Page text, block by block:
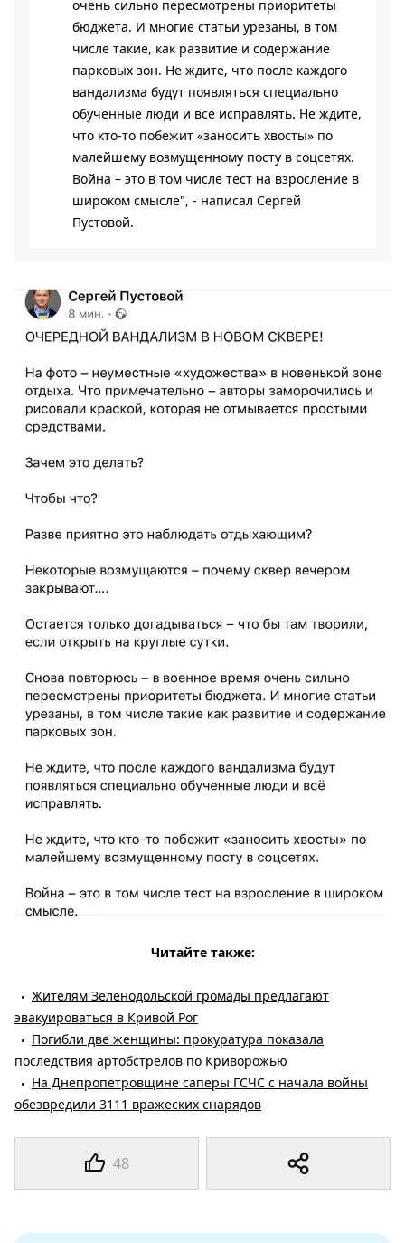
48
очень сильно пересмотрены приоритеты
бюджета. И многие статьи урезаны, в том
числе такие, как развитие и содержание
парковых зон. Не ждите, что после каждого
вандализма будут появляться специально
обученные люди и всё исправлять. Не ждите,
что кто-то побежит «заносить хвосты» по
малейшему возмущенному посту в соцсетях.
Война – это в том числе тест на взросление в
широком смысле", - написал Сергей
Пустовой.
Читайте также:
Жителям Зеленодольской громады предлагают
эвакуироваться в Кривой Рог
Погибли две женщины: прокуратура показала
последствия артобстрелов по Криворожью
На Днепропетровщине саперы ГСЧС с начала войны
обезвредили 3111 вражеских снарядов